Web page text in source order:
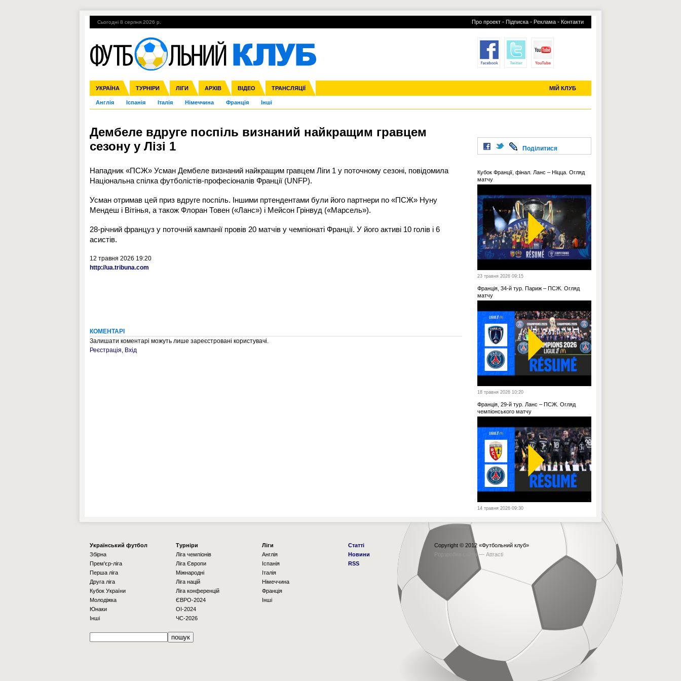
Сьогодні 8 серпня 2026 р. Про проект - Підписка - Реклама - Контакти
УКРАЇНА ТУРНІРИ ЛІГИ АРХІВ ВІДЕО ТРАНСЛЯЦІЇ МІЙ КЛУБ
Збірна Прем'єр-ліга Перша ліга Друга ліга Кубок України Молодіжка
Ліга чемпіонів Ліга Європи Міжнародні Ліга націй Ліга конференцій
Англія Іспанія Італія Німеччина Франція Інші
ЧС-2014 ЄВРО-2016 Росія Кубок конфедерацій ЧЄ-2015 (U-21)
Гарячі теми УПЛ, 2-й тур ВІЙНА УПЛ-ПЕРЕХОДИ УСІ ТРАНСФЕРИ
Дембеле вдруге поспіль визнаний найкращим гравцем
сезону у Лізі 1
Нападник «ПСЖ» Усман Дембеле визнаний найкращим гравцем Ліги 1 у поточному сезоні, повідомила
Національна спілка футболістів-професіоналів Франції (UNFP).
Усман отримав цей приз вдруге поспіль. Іншими пртендентами були його партнери по «ПСЖ» Нуну
Мендеш і Вітінья, а також Флоран Товен («Ланс») і Мейсон Грінвуд («Марсель»).
28-річний француз у поточній кампанії провів 20 матчів у чемпіонаті Франції. У його активі 10 голів і 6
асистів.
12 травня 2026 19:20
http://ua.tribuna.com
КОМЕНТАРІ
Залишати коментарі можуть лише зареєстровані користувачі.
Реєстрація, Вхід
Поділитися
Кубок Франції, фінал. Ланс – Ніцца. Огляд
матчу
23 травня 2026 09:15
Франція, 34-й тур. Париж – ПСЖ. Огляд
матчу
18 травня 2026 10:20
Франція, 29-й тур. Ланс – ПСЖ. Огляд
чемпіонського матчу
14 травня 2026 09:30
Українcький футбол
Збірна
Прем'єр-ліга
Перша ліга
Друга ліга
Кубок України
Молодіжка
Юнаки
Інші
Турніри
Ліга чемпіонів
Ліга Європи
Міжнародні
Ліга націй
Ліга конференцій
ЄВРО-2024
OI-2024
ЧС-2026
Ліги
Англія
Іспанія
Італія
Німеччина
Франція
Інші
Статті
Новини
RSS
Copyright © 2012 «Футбольний клуб»
Рорзробка сайта — Attracti